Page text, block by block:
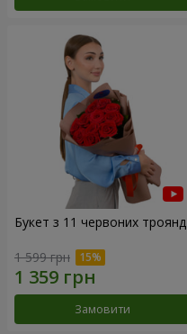
Букет з 11 червоних троянд
1 599 грн
Замовити